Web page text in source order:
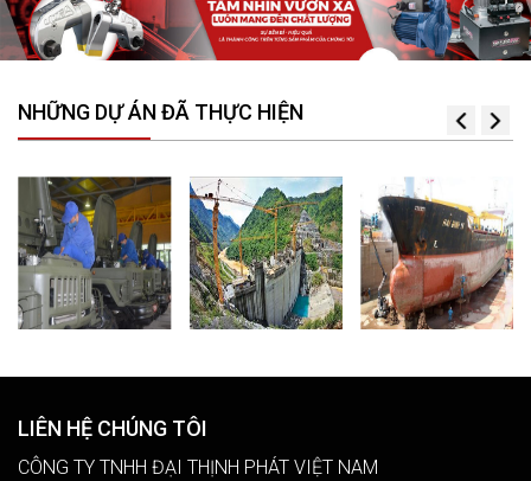
NHỮNG DỰ ÁN ĐÃ THỰC HIỆN
LIÊN HỆ CHÚNG TÔI
CÔNG TY TNHH ĐẠI THỊNH PHÁT VIỆT NAM